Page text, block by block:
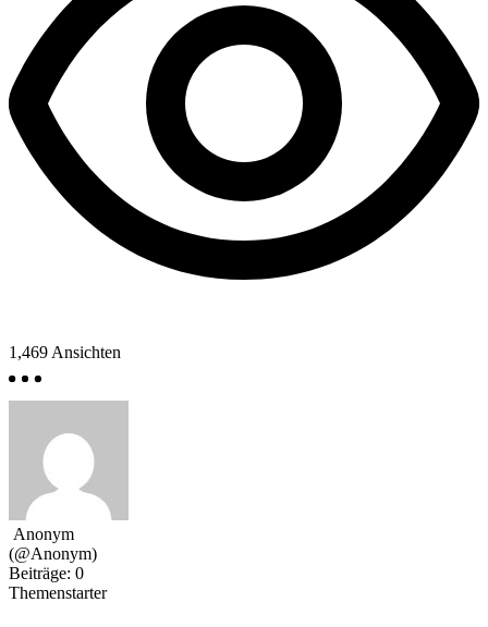
1,469 Ansichten
Anonym
(@Anonym)
Beiträge: 0
Themenstarter